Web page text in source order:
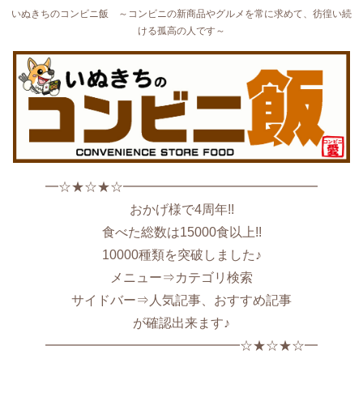
いぬきちのコンビニ飯 ～コンビニの新商品やグルメを常に求めて、彷徨い続
ける孤高の人です～
━☆★☆★☆━━━━━━━━━━━━━━━
おかげ様で4周年!!
食べた総数は15000食以上!!
10000種類を突破しました♪
メニュー⇒カテゴリ検索
サイドバー⇒人気記事、おすすめ記事
が確認出来ます♪
━━━━━━━━━━━━━━━☆★☆★☆━